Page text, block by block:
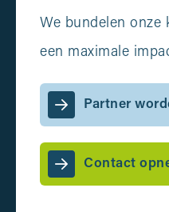
We bundelen onze
een maximale
Partner
Contact